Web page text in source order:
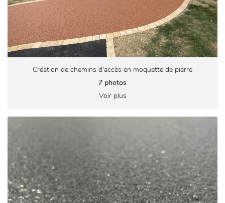
Création de chemins d'accès en moquette de pierre
7 photos
Voir plus